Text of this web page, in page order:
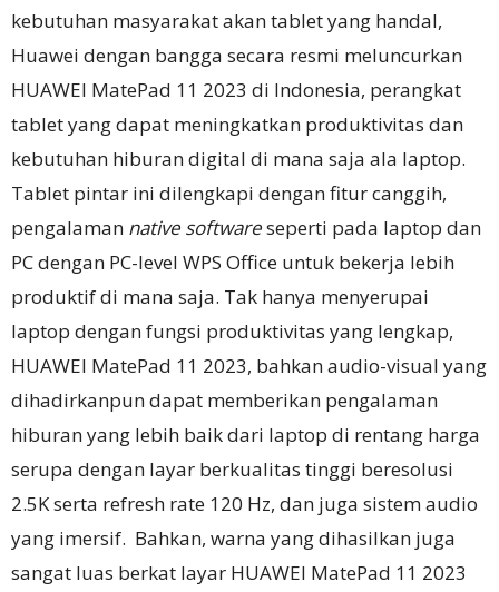
kebutuhan masyarakat akan tablet yang handal,
Huawei dengan bangga secara resmi meluncurkan
HUAWEI MatePad 11 2023 di Indonesia, perangkat
tablet yang dapat meningkatkan produktivitas dan
kebutuhan hiburan digital di mana saja ala laptop.
Tablet pintar ini dilengkapi dengan fitur canggih,
pengalaman native softwareseperti pada laptop dan
PC dengan PC-level WPS Office untuk bekerja lebih
produktif di mana saja. Tak hanya menyerupai
laptop dengan fungsi produktivitas yang lengkap,
HUAWEI MatePad 11 2023, bahkan audio-visual yang
dihadirkanpun dapat memberikan pengalaman
hiburan yang lebih baik dari laptop di rentang harga
serupa dengan layar berkualitas tinggi beresolusi
2.5K serta refresh rate 120 Hz, dan juga sistem audio
yang imersif. Bahkan, warna yang dihasilkan juga
sangat luas berkat layar HUAWEI MatePad 11 2023